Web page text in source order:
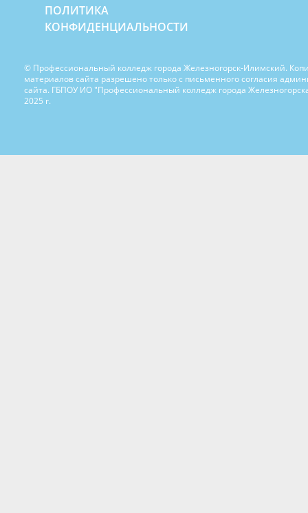
ПОЛИТИКА
КОНФИДЕНЦИАЛЬНОСТИ
© Профессиональный колледж города Железногорск-Илимский.
материалов сайта разрешено только с письменного согласия
сайта. ГБПОУ ИО "Профессиональный колледж города
2025 г.